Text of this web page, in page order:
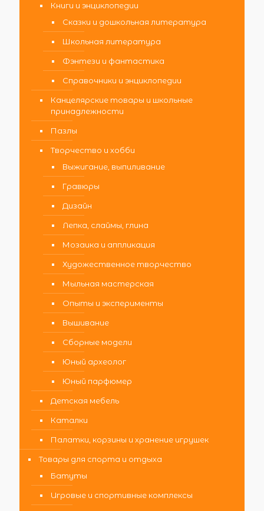
Книги и энциклопедии
Сказки и дошкольная литература
Школьная литература
Фэнтези и фантастика
Справочники и энциклопедии
Канцелярские товары и школьные
принадлежности
Пазлы
Творчество и хобби
Выжигание, выпиливание
Гравюры
Дизайн
Лепка, слаймы, глина
Мозаика и аппликация
Художественное творчество
Мыльная мастерская
Опыты и эксперименты
Вышивание
Сборные модели
Юный археолог
Юный парфюмер
Детская мебель
Каталки
Палатки, корзины и хранение игрушек
Товары для спорта и отдыха
Батуты
Игровые и спортивные комплексы